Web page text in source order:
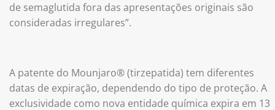
de semaglutida fora das apresentações originais são
consideradas irregulares”.
A patente do Mounjaro®️ (tirzepatida) tem diferentes
datas de expiração, dependendo do tipo de proteção. A
exclusividade como nova entidade química expira em 13